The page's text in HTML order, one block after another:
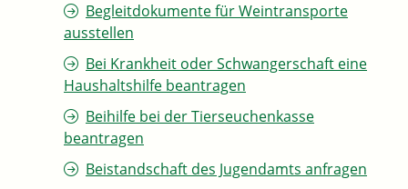
Begleitdokumente für Weintransporte
ausstellen
Bei Krankheit oder Schwangerschaft eine
Haushaltshilfe beantragen
Beihilfe bei der Tierseuchenkasse
beantragen
Beistandschaft des Jugendamts anfragen